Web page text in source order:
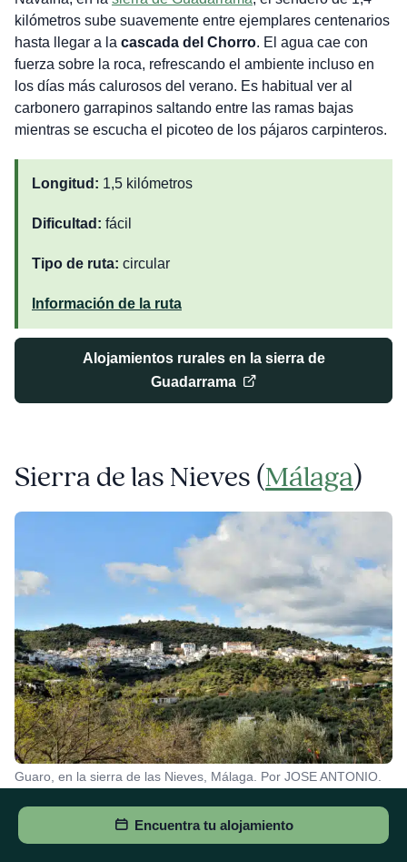
kilómetros sube suavemente entre ejemplares centenarios
hasta llegar a la cascada del Chorro. El agua cae con
fuerza sobre la roca, refrescando el ambiente incluso en
los días más calurosos del verano. Es habitual ver al
carbonero garrapinos saltando entre las ramas bajas
mientras se escucha el picoteo de los pájaros carpinteros.
Longitud: 1,5 kilómetros
Dificultad: fácil
Tipo de ruta: circular
Información de la ruta
Alojamientos rurales en la sierra de
Guadarrama
Sierra de las Nieves (Málaga)
Guaro, en la sierra de las Nieves, Málaga. Por JOSE ANTONIO.
etapa que une Guaro con Mondaes un paseo por el
alma de Málaga. Aunque es algo más de seis kilómetros,
Encuentra tu alojamiento